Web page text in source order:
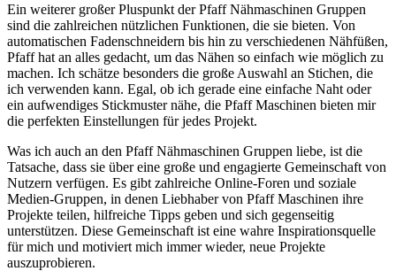
Ein weiterer großer Pluspunkt der Pfaff Nähmaschinen Gruppen
sind die zahlreichen nützlichen Funktionen, die sie bieten. Von
automatischen Fadenschneidern bis hin zu verschiedenen Nähfüßen,
Pfaff hat an alles gedacht, um das Nähen so einfach wie möglich zu
machen. Ich schätze besonders die große Auswahl an Stichen, die
ich verwenden kann. Egal, ob ich gerade eine einfache Naht oder
ein aufwendiges Stickmuster nähe, die Pfaff Maschinen bieten mir
die perfekten Einstellungen für jedes Projekt.
Was ich auch an den Pfaff Nähmaschinen Gruppen liebe, ist die
Tatsache, dass sie über eine große und engagierte Gemeinschaft von
Nutzern verfügen. Es gibt zahlreiche Online-Foren und soziale
Medien-Gruppen, in denen Liebhaber von Pfaff Maschinen ihre
Projekte teilen, hilfreiche Tipps geben und sich gegenseitig
unterstützen. Diese Gemeinschaft ist eine wahre Inspirationsquelle
für mich und motiviert mich immer wieder, neue Projekte
auszuprobieren.